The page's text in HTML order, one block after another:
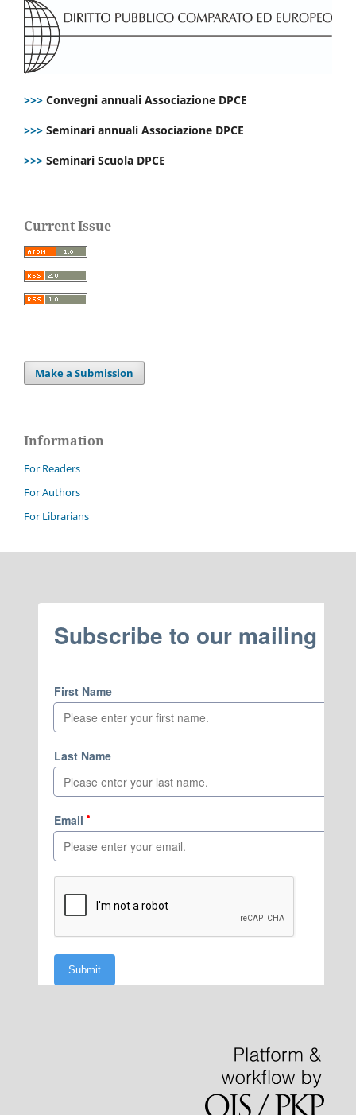
>>> Convegni annuali Associazione DPCE
>>> Seminari annuali Associazione DPCE
>>> Seminari Scuola DPCE
Current Issue
Make a Submission
Information
For Readers
For Authors
For Librarians